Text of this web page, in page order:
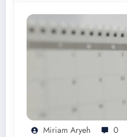
Miriam Aryeh 0